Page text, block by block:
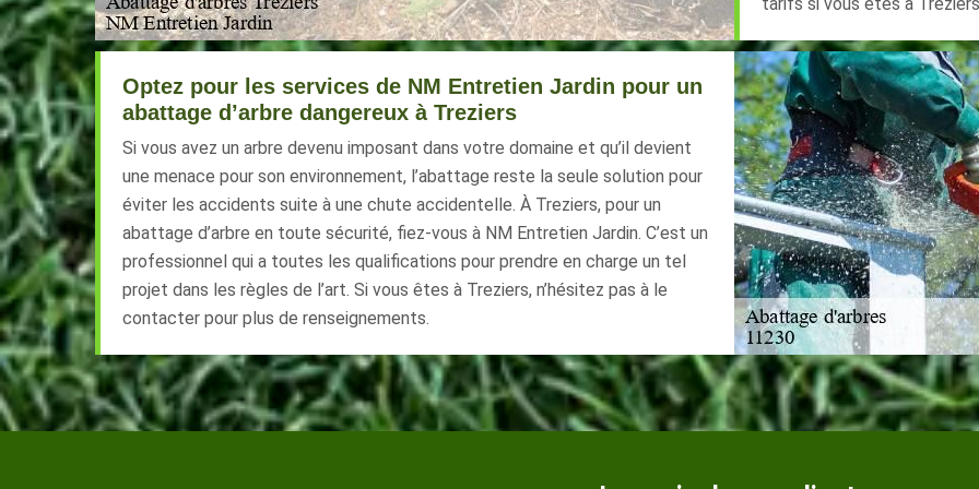
Optez pour les services de NM Entretien Jardin pour un
abattage d’arbre dangereux à Treziers
Si vous avez un arbre devenu imposant dans votre domaine et qu’il devient
une menace pour son environnement, l’abattage reste la seule solution pour
éviter les accidents suite à une chute accidentelle. À Treziers, pour un
abattage d’arbre en toute sécurité, fiez-vous à NM Entretien Jardin. C’est un
professionnel qui a toutes les qualifications pour prendre en charge un tel
projet dans les règles de l’art. Si vous êtes à Treziers, n’hésitez pas à le
contacter pour plus de renseignements.